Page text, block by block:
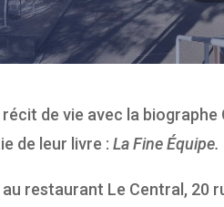
de vie avec la
de leur livre :La Fine Équipe.
restaurant Le Central, 20